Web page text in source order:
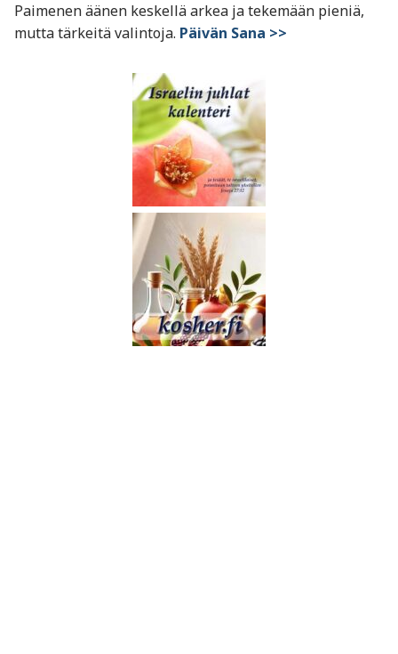
Paimenen äänen keskellä arkea ja tekemään pieniä,
mutta tärkeitä valintoja. Päivän Sana >>